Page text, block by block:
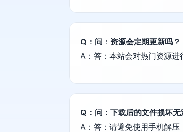
Q：问：资源会定期更新吗？
A：答：本站会对热门资源进
Q：问：下载后的文件损坏无
A：答：请避免使用手机解压